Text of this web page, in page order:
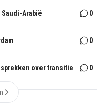
Arabië 0
0
over transitie 0